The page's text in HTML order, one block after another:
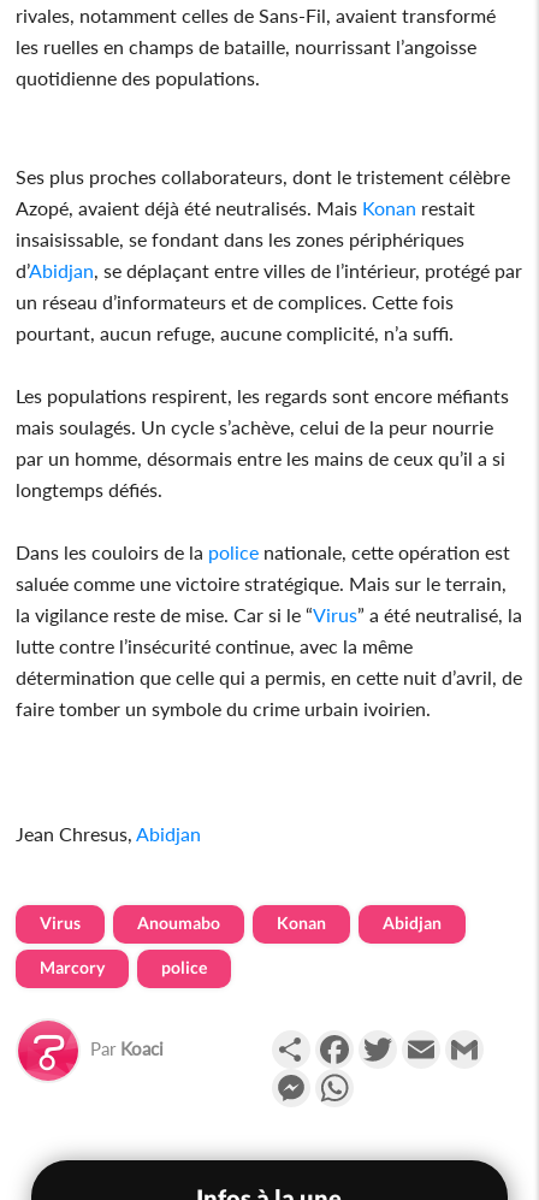
rivales, notamment celles de Sans-Fil, avaient transformé
les ruelles en champs de bataille, nourrissant l’angoisse
quotidienne des populations.
Ses plus proches collaborateurs, dont le tristement célèbre
Azopé, avaient déjà été neutralisés. Mais Konan restait
insaisissable, se fondant dans les zones périphériques
d’Abidjan , se déplaçant entre villes de l’intérieur, protégé par
un réseau d’informateurs et de complices. Cette fois
pourtant, aucun refuge, aucune complicité, n’a suffi.
Les populations respirent, les regards sont encore méfiants
mais soulagés. Un cycle s’achève, celui de la peur nourrie
par un homme, désormais entre les mains de ceux qu’il a si
longtemps défiés.
Dans les couloirs de la police nationale, cette opération est
saluée comme une victoire stratégique. Mais sur le terrain,
la vigilance reste de mise. Car si le “Virus” a été neutralisé, la
lutte contre l’insécurité continue, avec la même
détermination que celle qui a permis, en cette nuit d’avril, de
faire tomber un symbole du crime urbain ivoirien.
Jean Chresus, Abidjan
Virus Anoumabo Konan Abidjan
Marcory police
Par Koaci PartagerFacebookTwitterEmail
Messenger